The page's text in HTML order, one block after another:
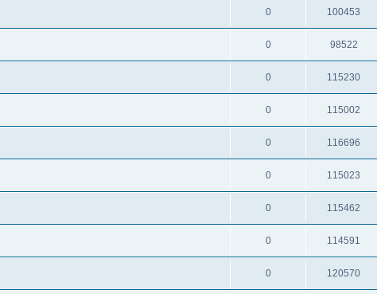
0 100453
0 98522
0 115230
0 115002
0 116696
0 115023
0 115462
0 114591
0 120570